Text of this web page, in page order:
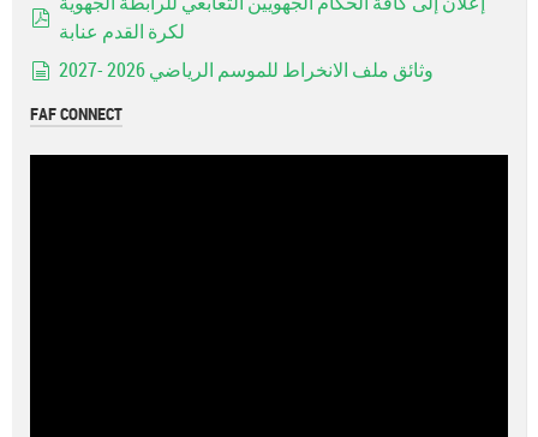
pdfلكرة القدم عنابة
وثائق ملف الانخراط للموسم الرياضي 2026 -2027
FAF CONNECT